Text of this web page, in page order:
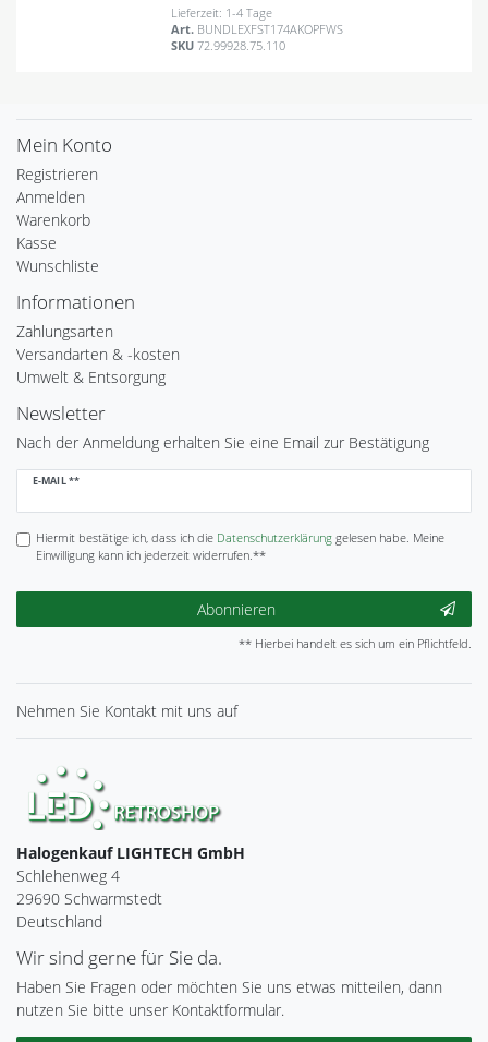
Lieferzeit: 1-4 Tage
Art. BUNDLEXFST174AKOPFWS
SKU72.99928.75.110
Mein Konto
Registrieren
Anmelden
Warenkorb
Kasse
Wunschliste
Informationen
Zahlungsarten
Versandarten & -kosten
Umwelt & Entsorgung
Newsletter
Nach der Anmeldung erhalten Sie eine Email zur Bestätigung
E-MAIL **
Newsletter
Hiermit bestätige ich, dass ich die Daten­schutz­erklärunggelesen habe. Meine
Einwilligung kann ich jederzeit widerrufen.**
Abonnieren
** Hierbei handelt es sich um ein Pflichtfeld.
Nehmen Sie Kontakt mit uns auf
Halogenkauf LIGHTECH GmbH
Schlehenweg 4
29690 Schwarmstedt
Deutschland
Wir sind gerne für Sie da.
Haben Sie Fragen oder möchten Sie uns etwas mitteilen, dann
nutzen Sie bitte unser Kontaktformular.